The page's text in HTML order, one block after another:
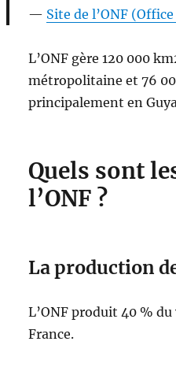
Site de l’ONF
L’ONF gère 120 000
métropolitaine et 76
principalement en
Quels sont
l’ONF ?
La production
L’ONF produit 40 %
France.